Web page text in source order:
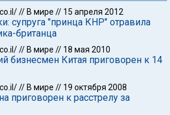
// В мире // 15 апреля 2012
супруга "принца КНР" отравила
британца
// В мире // 18 мая 2010
бизнесмен Китая приговорен к 14
// В мире // 19 октября 2008
к расстрелу за